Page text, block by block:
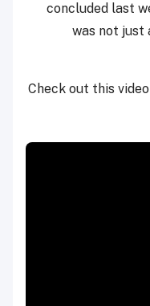
concluded last
was not just
Check out this